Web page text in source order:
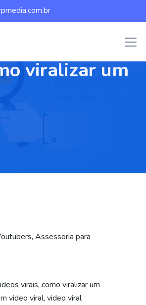
viralizar um
, Assessoria para
virais, como viralizar um
video viral, video viral